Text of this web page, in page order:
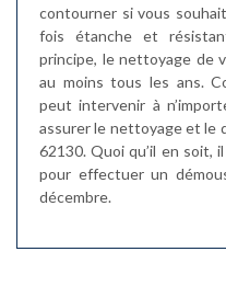
contourner si vous
fois étanche et
principe, le nettoyage de
au moins tous les ans.
peut intervenir à
assurer le nettoyage et le
62130. Quoi qu’il en soit,
pour effectuer un
décembre.